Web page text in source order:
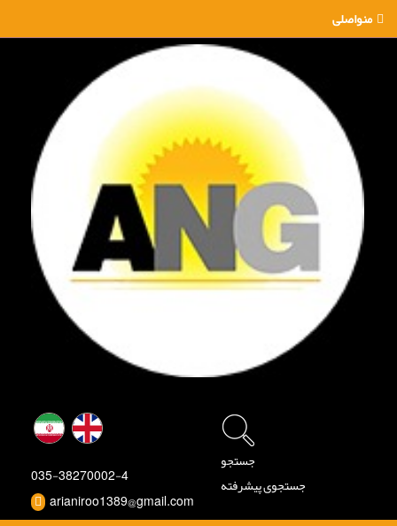
منواصلی
035-38270002-4
arianiroo1389@gmail.com
جستجو
جستجوی پیشرفته